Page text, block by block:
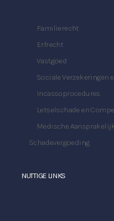
Familierecht
Erfrecht
Vastgoed
Sociale Verzekeringen
Incassoprocedures
Letselschade en
Medische
Schadevergoeding
NUTTIGE LINKS